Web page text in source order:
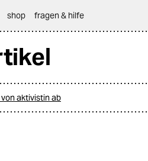
shop fragen & hilfe
aktivistin ab